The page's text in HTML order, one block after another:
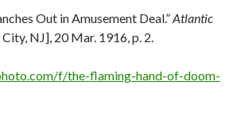
Out in Amusement Deal.”Atlantic
NJ], 20 Mar. 1916, p. 2.
f/the-flaming-hand-of-doom-